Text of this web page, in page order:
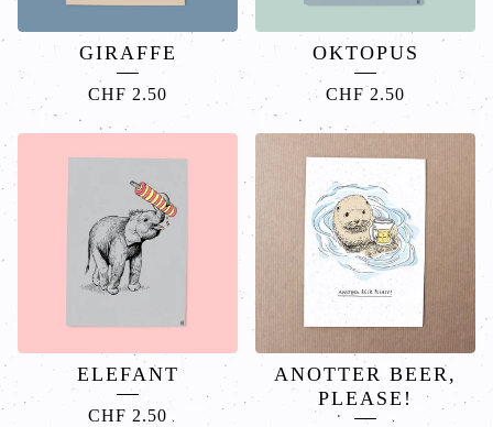
GIRAFFE
CHF 2.50
OKTOPUS
CHF 2.50
ELEFANT
CHF 2.50
ANOTTER BEER,
PLEASE!